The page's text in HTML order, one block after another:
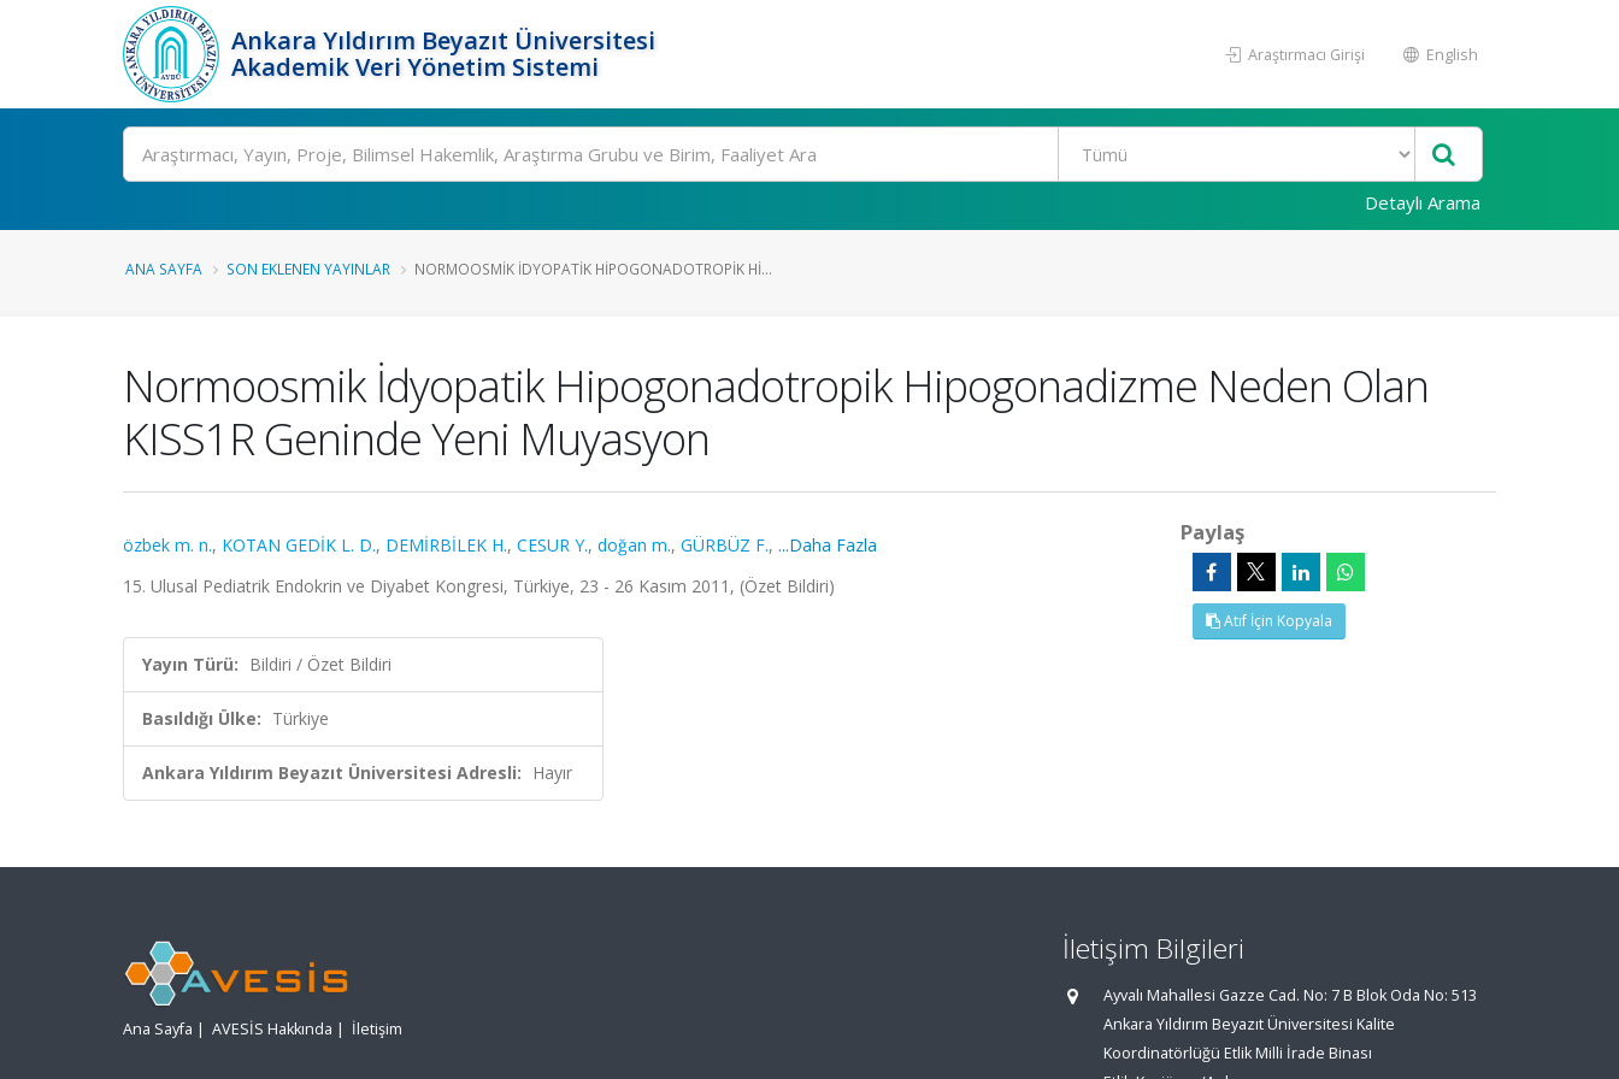
Ankara Yıldırım Beyazıt Üniversitesi
Akademik Veri Yönetim Sistemi
Araştırmacı Girişi English
Ara
Detaylı Arama
ANA SAYFA SON EKLENEN YAYINLAR NORMOOSMIK İDYOPATIK HIPOGONADOTROPIK HI...
Normoosmik İdyopatik Hipogonadotropik Hipogonadizme Neden Olan
KISS1R Geninde Yeni Muyasyon
özbek m. n., KOTAN GEDİK L. D., DEMİRBİLEK H., CESUR Y., doğan m., GÜRBÜZ F., ...Daha Fazla
15. Ulusal Pediatrik Endokrin ve Diyabet Kongresi, Türkiye, 23 - 26 Kasım 2011, (Özet Bildiri)
Yayın Türü: Bildiri / Özet Bildiri
Basıldığı Ülke: Türkiye
Ankara Yıldırım Beyazıt Üniversitesi Adresli: Hayır
Paylaş
Atıf İçin Kopyala
Ana Sayfa | AVESİS Hakkında | İletişim
İletişim Bilgileri
Ayvalı Mahallesi Gazze Cad. No: 7 B Blok Oda No: 513
Ankara Yıldırım Beyazıt Üniversitesi Kalite
Koordinatörlüğü Etlik Milli İrade Binası